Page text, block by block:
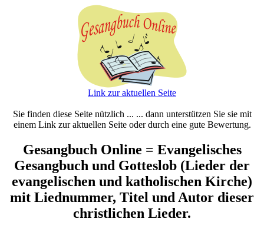
Link zur aktuellen Seite
Sie finden diese Seite nützlich ... ... dann unterstützen Sie sie mit
einem Link zur aktuellen Seite oder durch eine gute Bewertung.
Gesangbuch Online = Evangelisches
Gesangbuch und Gotteslob (Lieder der
evangelischen und katholischen Kirche)
mit Liednummer, Titel und Autor dieser
christlichen Lieder.